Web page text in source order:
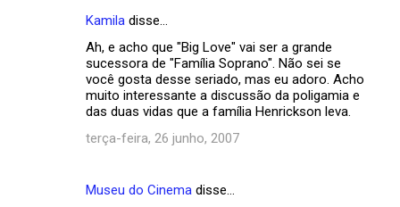
Kamila disse…
Ah, e acho que "Big Love" vai ser a grande
sucessora de "Família Soprano". Não sei se
você gosta desse seriado, mas eu adoro. Acho
muito interessante a discussão da poligamia e
das duas vidas que a família Henrickson leva.
terça-feira, 26 junho, 2007
Museu do Cinema disse…